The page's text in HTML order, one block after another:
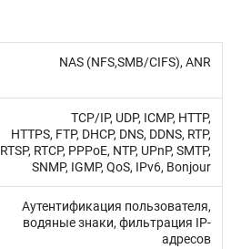
NAS (NFS,SMB/CIFS), ANR
TCP/IP, UDP, ICMP, HTTP,
HTTPS, FTP, DHCP, DNS, DDNS, RTP,
RTSP, RTCP, PPPoE, NTP, UPnP, SMTP,
SNMP, IGMP, QoS, IPv6, Bonjour
Аутентификация пользователя,
водяные знаки, фильтрация IP-
адресов